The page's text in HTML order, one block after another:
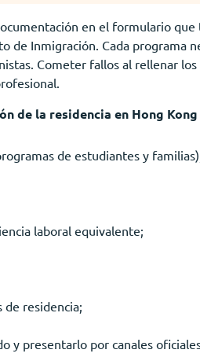
en el formulario
de Inmigración. Cada programa
Cometer fallos al rellenar
de la residencia en Hong
de estudiantes y
laboral equivalente;
residencia;
y presentarlo por canales